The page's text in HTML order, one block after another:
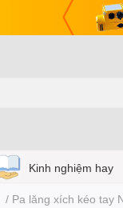
Kinh nghiệm hay
/ Pa lăng xích kéo tay